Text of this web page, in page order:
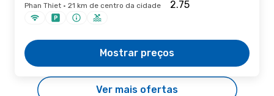
Phan Thiet · 21 km de centro da cidade
Mostrar preços
Ver mais ofertas